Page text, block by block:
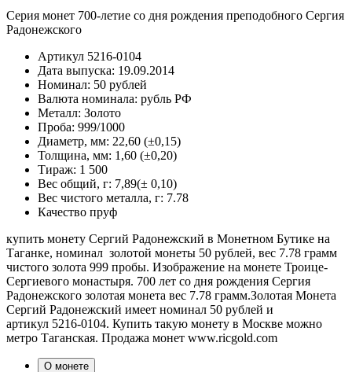
Серия монет 700-летие со дня рождения преподобного Сергия
Радонежского
Артикул 5216-0104
Дата выпуска: 19.09.2014
Номинал: 50 рублей
Валюта номинала: рубль РФ
Металл: Золото
Проба: 999/1000
Диаметр, мм: 22,60 (±0,15)
Толщина, мм: 1,60 (±0,20)
Тираж: 1 500
Вес общий, г: 7,89(± 0,10)
Вес чистого металла, г: 7.78
Качество пруф
купить монету Сергий Радонежский в Монетном Бутике на
Таганке, номинал золотой монеты 50 рублей, вес 7.78 грамм
чистого золота 999 пробы. Изображение на монете Троице-
Сергиевого монастыря. 700 лет со дня рождения Сергия
Радонежского золотая монета вес 7.78 грамм.Золотая Монета
Сергий Радонежский имеет номинал 50 рублей и
артикул 5216-0104. Купить такую монету в Москве можно
метро Таганская. Продажа монет www.ricgold.com
О монете